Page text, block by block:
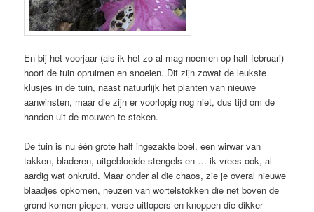
En bij het voorjaar (als ik het zo al mag noemen op half februari)
hoort de tuin opruimen en snoeien. Dit zijn zowat de leukste
klusjes in de tuin, naast natuurlijk het planten van nieuwe
aanwinsten, maar die zijn er voorlopig nog niet, dus tijd om de
handen uit de mouwen te steken.
De tuin is nu één grote half ingezakte boel, een wirwar van
takken, bladeren, uitgebloeide stengels en … ik vrees ook, al
aardig wat onkruid. Maar onder al die chaos, zie je overal nieuwe
blaadjes opkomen, neuzen van wortelstokken die net boven de
grond komen piepen, verse uitlopers en knoppen die dikker